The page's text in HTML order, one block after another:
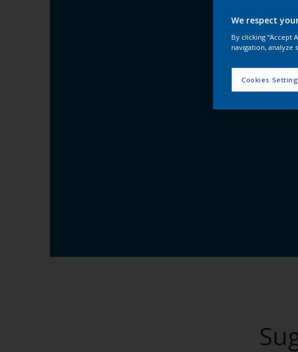
We respect
By clicking “Accept
navigation, analyze
Cookies